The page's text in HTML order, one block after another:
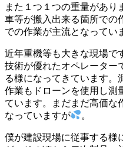
また１つ１つの重量があり
車等が搬入出来る箇所での
での作業が主流となってい
近年重機等も大きな現場で
技術が優れたオペレーター
る様になってきています。
作業もドローンを使用し測
ています。まだまだ高価な
なっていますが
。
僕が建設現場に従事する様